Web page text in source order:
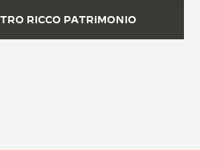
RICCO PATRIMONIO